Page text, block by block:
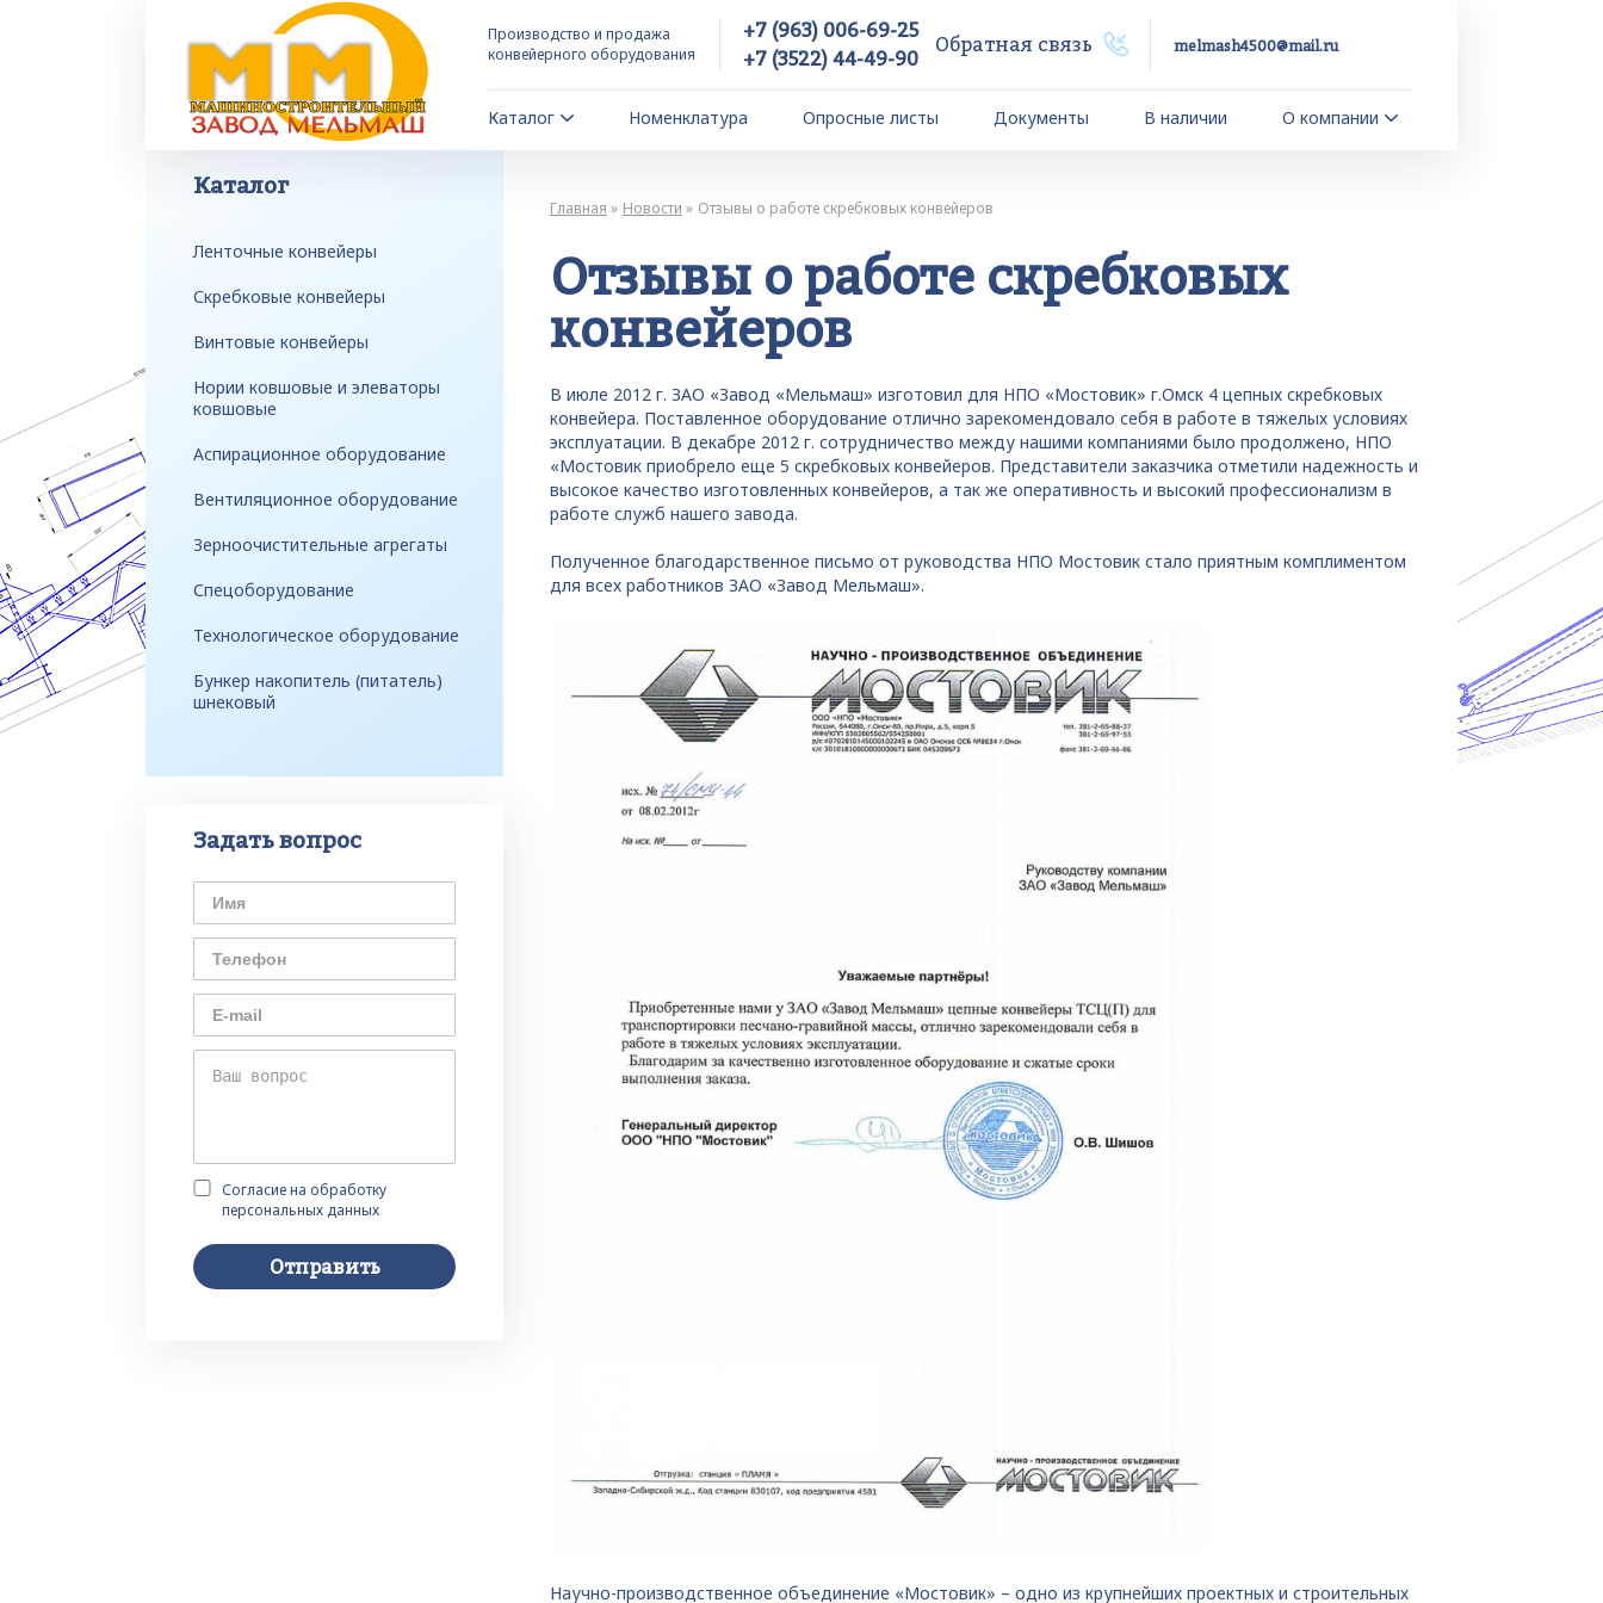
Производство и продажа
конвейерного оборудования
+7 (963) 006-69-25
+7 (3522) 44-49-90
Обратная связь melmash4500@mail.ru
Каталог Номенклатура Опросные листы Документы В наличии О компании
Каталог
Ленточные конвейеры
Скребковые конвейеры
Винтовые конвейеры
Нории ковшовые и элеваторы
ковшовые
Аспирационное оборудование
Вентиляционное оборудование
Зерноочистительные агрегаты
Спецоборудование
Технологическое оборудование
Бункер накопитель (питатель)
шнековый
Задать вопрос
Согласие на обработку
персональных данных
Отправить
Главная Новости Отзывы о работе скребковых конвейеров
Отзывы о работе скребковых
конвейеров
В июле 2012 г. ЗАО «Завод «Мельмаш» изготовил для НПО «Мостовик» г.Омск 4 цепных скребковых
конвейера. Поставленное оборудование отлично зарекомендовало себя в работе в тяжелых условиях
эксплуатации. В декабре 2012 г. сотрудничество между нашими компаниями было продолжено, НПО
«Мостовик приобрело еще 5 скребковых конвейеров. Представители заказчика отметили надежность и
высокое качество изготовленных конвейеров, а так же оперативность и высокий профессионализм в
работе служб нашего завода.
Полученное благодарственное письмо от руководства НПО Мостовик стало приятным комплиментом
для всех работников ЗАО «Завод Мельмаш».
Научно-производственное объединение «Мостовик» – одно из крупнейших проектных и строительных